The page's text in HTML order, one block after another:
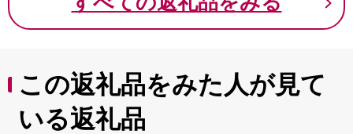
この返礼品をみた人が見て
いる返礼品